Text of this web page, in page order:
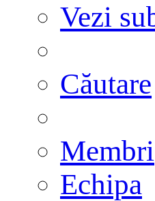
Vezi
Căutare
Membri
Echipa